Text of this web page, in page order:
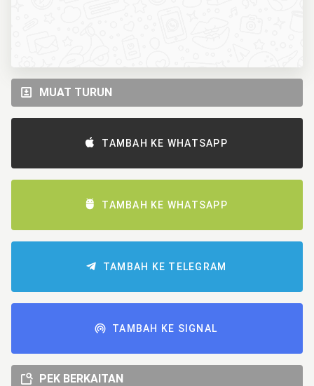
MUAT TURUN
TAMBAH KE WHATSAPP
TAMBAH KE WHATSAPP
TAMBAH KE TELEGRAM
TAMBAH KE SIGNAL
PEK BERKAITAN